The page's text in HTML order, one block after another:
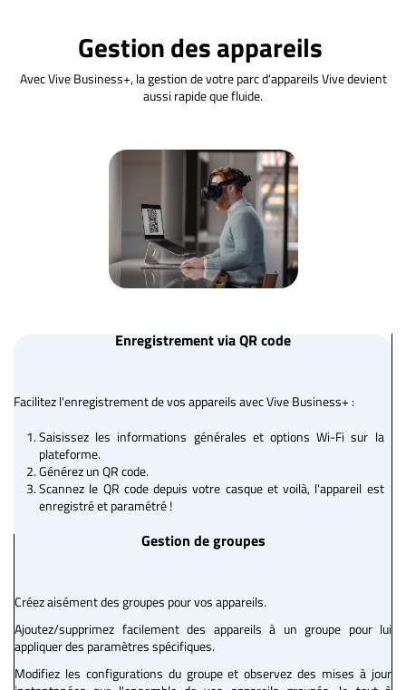
Gestion des appareils
Avec Vive Business+, la gestion de votre parc d'appareils Vive devient
aussi rapide que fluide.
Enregistrement via QR code
Facilitez l'enregistrement de vos appareils avec Vive Business+ :
Saisissez les informations générales et options Wi-Fi sur la
plateforme.
Générez un QR code.
Scannez le QR code depuis votre casque et voilà, l'appareil est
enregistré et paramétré !
Gestion de groupes
Créez aisément des groupes pour vos appareils.
Ajoutez/supprimez facilement des appareils à un groupe pour lui
appliquer des paramètres spécifiques.
Modifiez les configurations du groupe et observez des mises à jour